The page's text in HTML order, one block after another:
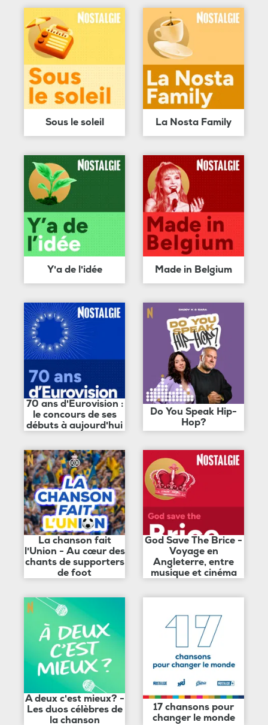
Sous le soleil La Nosta Family
Y'a de l'idée Made in Belgium
70 ans d'Eurovision :
le concours de ses
débuts à aujourd'hui
Do You Speak Hip-
Hop?
La chanson fait
l'Union - Au cœur des
chants de supporters
de foot
God Save The Brice -
Voyage en
Angleterre, entre
musique et cinéma
A deux c'est mieux? -
Les duos célèbres de
la chanson
17 chansons pour
changer le monde